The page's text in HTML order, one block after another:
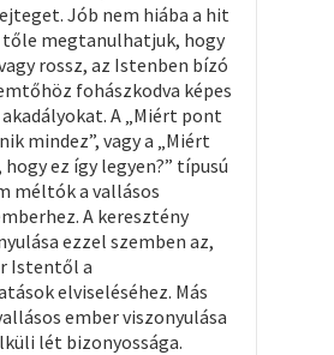
Jób nem hiába a hit
tőle megtanulhatjuk, hogy
rossz, az Istenben bízó
fohászkodva képes
A „Miért pont
mindez”, vagy a „Miért
ez így legyen?” típusú
méltók a vallásos
A keresztény
ezzel szemben az,
Istentől a
elviseléséhez. Más
ember viszonyulása
lét bizonyossága.